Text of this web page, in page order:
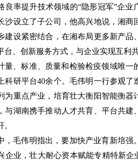
良率提升技术领域的“隐形冠军”企
沙设立了子公司，他高兴地说，湘
建设紧密结合，在湘布局更多新产
台、创新服务方式，与企业实现互利共
量、标准、质量和检验检疫领域唯
科研平台40余个。毛伟明一行参观
为重点产业，培育壮大衡阳智能衡器
与湖南携手推动人才共育、平台共
，毛伟明指出，要加快产业育新培
企业，壮大耐心资本赋能专精特新